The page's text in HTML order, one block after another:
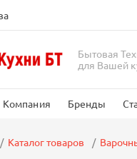
Бытовая
для Вашей
Компания Бренды
Каталог товаров